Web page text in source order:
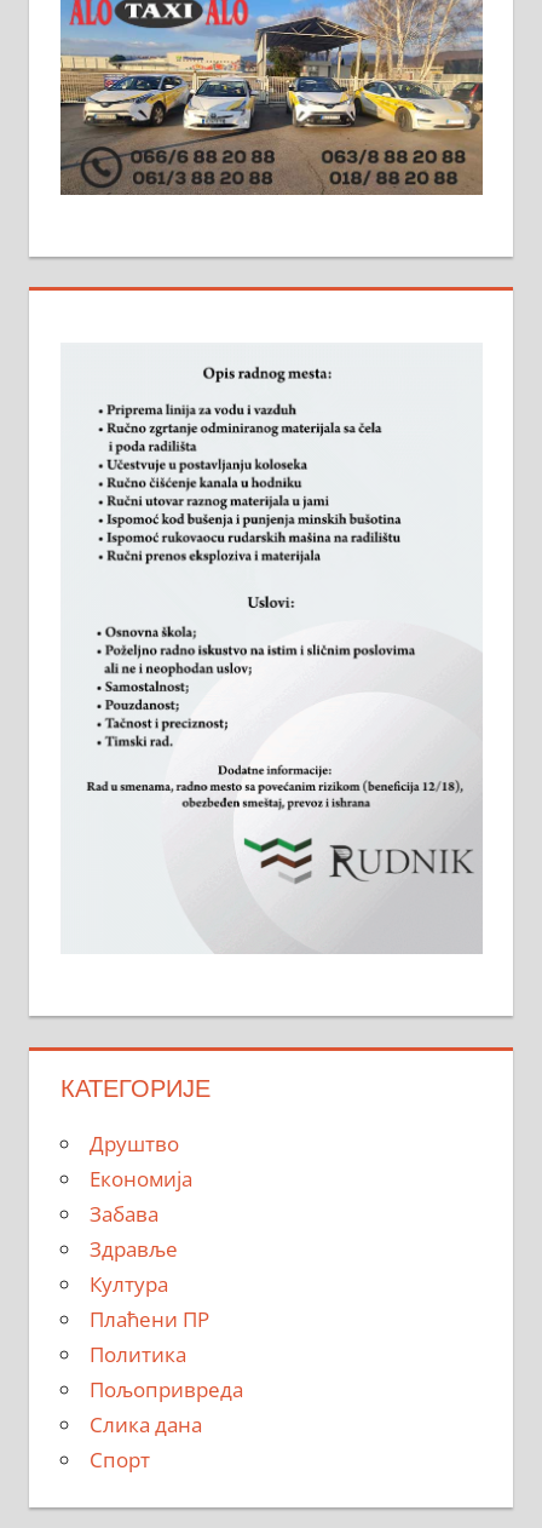
КАТЕГОРИЈЕ
Друштво
Економија
Забава
Здравље
Култура
Плаћени ПР
Политика
Пољопривреда
Слика дана
Спорт